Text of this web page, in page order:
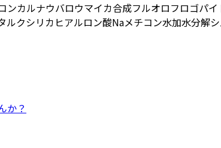
ンカルナウバロウマイカ合成フルオロフロゴパイ
ルクシリカ ヒアルロン酸Naメチコン水加水分解
か？